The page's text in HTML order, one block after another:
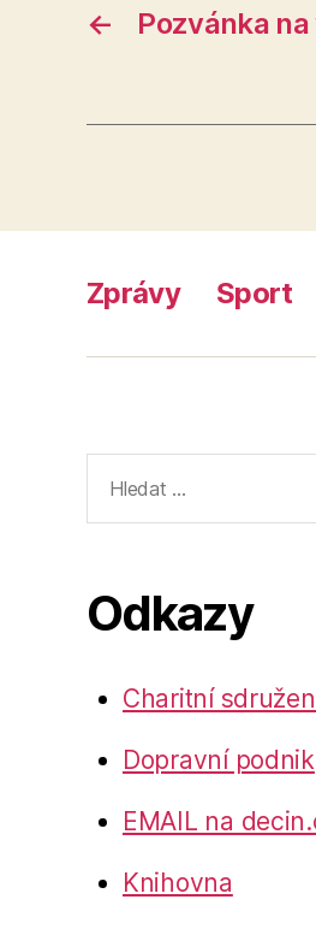
← Pozvánka
Zprávy Sport
vyhledávání:
Odkazy
Charitní
Dopravní podnik
EMAIL na
Knihovna